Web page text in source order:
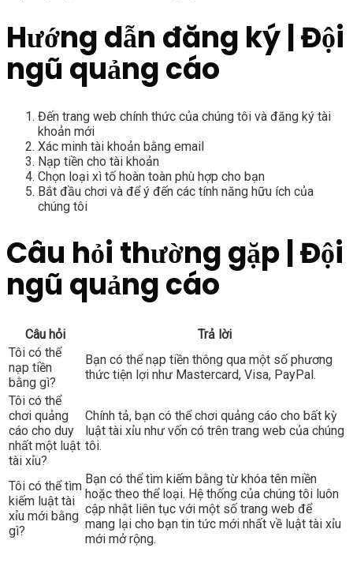
Hướng dẫn đăng ký | Đội
ngũ quảng cáo
Đến trang web chính thức của chúng tôi và đăng ký tài
khoản mới
Xác minh tài khoản bằng email
Nạp tiền cho tài khoản
Chọn loại xì tố hoàn toàn phù hợp cho bạn
Bắt đầu chơi và để ý đến các tính năng hữu ích của
chúng tôi
Câu hỏi thường gặp | Đội
ngũ quảng cáo
Câu hỏi
Trả lời
Tôi có thể
nạp tiền
bằng gì?
Bạn có thể nạp tiền thông qua một số phương
thức tiện lợi như Mastercard, Visa, PayPal.
Tôi có thể
chơi quảng
cáo cho duy
nhất một luật
tài xỉu?
Chính tả, bạn có thể chơi quảng cáo cho bất kỳ
luật tài xỉu như vốn có trên trang web của chúng
tôi.
Tôi có thể tìm
kiếm luật tài
xỉu mới bằng
gì?
Bạn có thể tìm kiếm bằng từ khóa tên miền
hoặc theo thể loại. Hệ thống của chúng tôi luôn
cập nhật liên tục với một số trang web để
mang lại cho bạn tin tức mới nhất về luật tài xỉu
mới mở rộng.